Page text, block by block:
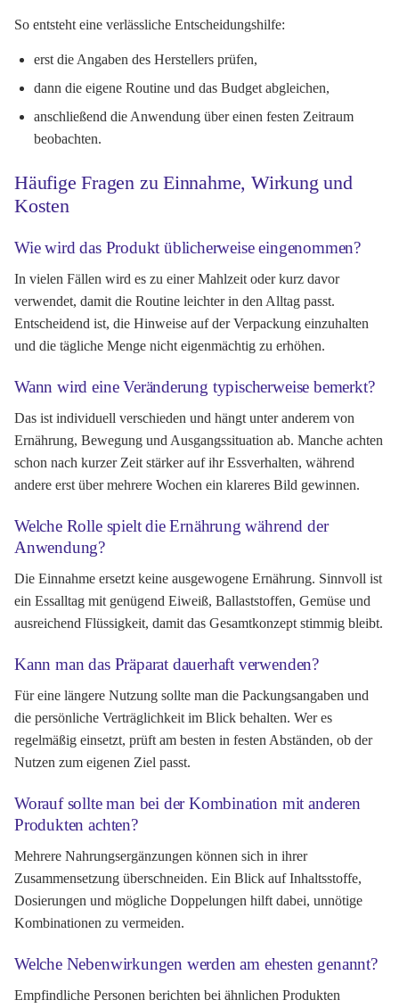
So entsteht eine verlässliche Entscheidungshilfe:
erst die Angaben des Herstellers prüfen,
dann die eigene Routine und das Budget abgleichen,
anschließend die Anwendung über einen festen Zeitraum
beobachten.
Häufige Fragen zu Einnahme, Wirkung und
Kosten
Wie wird das Produkt üblicherweise eingenommen?
In vielen Fällen wird es zu einer Mahlzeit oder kurz davor
verwendet, damit die Routine leichter in den Alltag passt.
Entscheidend ist, die Hinweise auf der Verpackung einzuhalten
und die tägliche Menge nicht eigenmächtig zu erhöhen.
Wann wird eine Veränderung typischerweise bemerkt?
Das ist individuell verschieden und hängt unter anderem von
Ernährung, Bewegung und Ausgangssituation ab. Manche achten
schon nach kurzer Zeit stärker auf ihr Essverhalten, während
andere erst über mehrere Wochen ein klareres Bild gewinnen.
Welche Rolle spielt die Ernährung während der
Anwendung?
Die Einnahme ersetzt keine ausgewogene Ernährung. Sinnvoll ist
ein Essalltag mit genügend Eiweiß, Ballaststoffen, Gemüse und
ausreichend Flüssigkeit, damit das Gesamtkonzept stimmig bleibt.
Kann man das Präparat dauerhaft verwenden?
Für eine längere Nutzung sollte man die Packungsangaben und
die persönliche Verträglichkeit im Blick behalten. Wer es
regelmäßig einsetzt, prüft am besten in festen Abständen, ob der
Nutzen zum eigenen Ziel passt.
Worauf sollte man bei der Kombination mit anderen
Produkten achten?
Mehrere Nahrungsergänzungen können sich in ihrer
Zusammensetzung überschneiden. Ein Blick auf Inhaltsstoffe,
Dosierungen und mögliche Doppelungen hilft dabei, unnötige
Kombinationen zu vermeiden.
Welche Nebenwirkungen werden am ehesten genannt?
Empfindliche Personen berichten bei ähnlichen Produkten